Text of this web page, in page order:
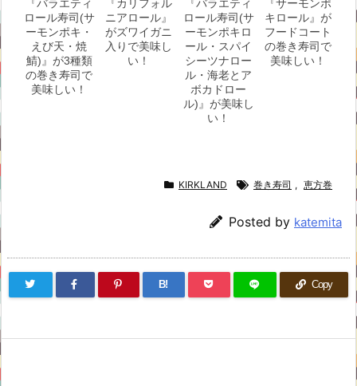
『バラエティ
ロール寿司(サ
ーモンポキ・
えび天・焼
鯖)』が3種類
の巻き寿司で
美味しい！
『カリフォル
ニアロール』
がズワイガニ
入りで美味し
い！
『バラエティ
ロール寿司(サ
ーモンポキロ
ール・スパイ
シーツナロー
ル・海老とア
ボカドロー
ル)』が美味し
い！
『サーモンポ
キロール』が
フードコート
の巻き寿司で
美味しい！
KIRKLAND 巻き寿司 , 恵方巻
Posted by katemita
B! Copy